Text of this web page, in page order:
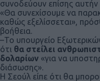
συνοδεύουν επίσης αυτήν
«Θα συνεχίσουμε να
καθώς εξελίσσεται»,
βοήθεια.
–Το υπουργείο
ότι θα στείλει
δολαρίων «για να
διάσωσης».
Η Σεούλ είπε ότι θα